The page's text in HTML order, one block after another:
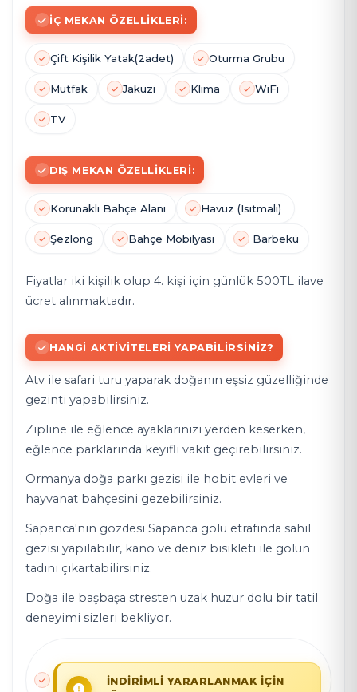
İÇ MEKAN ÖZELLIKLERI:
Çift Kişilik Yatak(2adet) Oturma Grubu
Mutfak Jakuzi Klima WiFi
TV
DIŞ MEKAN ÖZELLIKLERI:
Korunaklı Bahçe Alanı Havuz (Isıtmalı)
Şezlong Bahçe Mobilyası Barbekü
Fiyatlar iki kişilik olup 4. kişi için günlük 500TL ilave
ücret alınmaktadır.
HANGI AKTIVITELERI YAPABILIRSINIZ?
Atv ile safari turu yaparak doğanın eşsiz güzelliğinde
gezinti yapabilirsiniz.
Zipline ile eğlence ayaklarınızı yerden keserken,
eğlence parklarında keyifli vakit geçirebilirsiniz.
Ormanya doğa parkı gezisi ile hobit evleri ve
hayvanat bahçesini gezebilirsiniz.
Sapanca'nın gözdesi Sapanca gölü etrafında sahil
gezisi yapılabilir, kano ve deniz bisikleti ile gölün
tadını çıkartabilirsiniz.
Doğa ile başbaşa stresten uzak huzur dolu bir tatil
deneyimi sizleri bekliyor.
İNDİRİMLİ YARARLANMAK İÇİN